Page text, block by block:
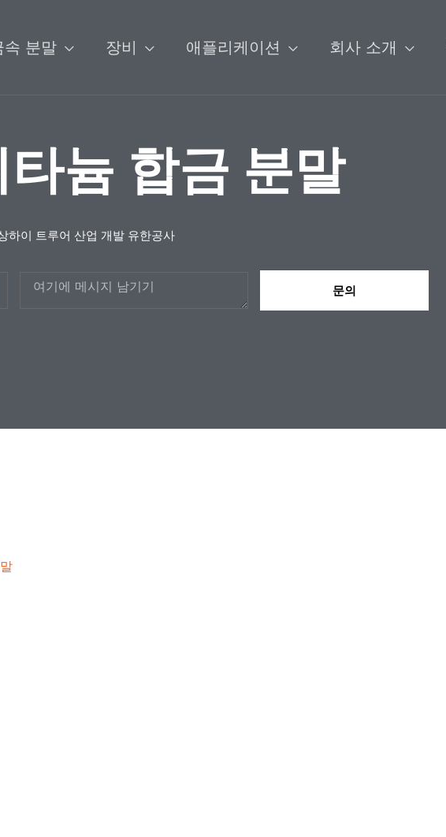
속 분말 장비 애플리케이션 회사 소개
늄 합금 분말
하이 트루어 산업 개발 유한공사
메
문의